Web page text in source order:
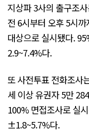
지상파 3사의 출구조
전 6시부터 오후 5시
대상으로 실시됐다.
2.9~7.4%다.
또 사전투표 전화조사
세 이상 유권자 5만
100% 면접조사로 실
±1.8~5.7%다.